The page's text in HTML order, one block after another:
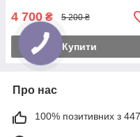
4 700 ₴ 5 200 ₴
Купити
Про нас
100% позитивних з 447